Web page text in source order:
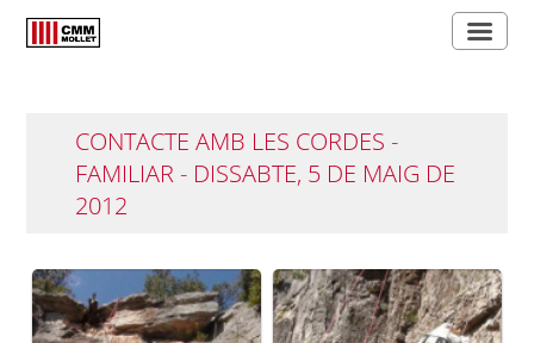
CONTACTE AMB LES CORDES -
FAMILIAR - DISSABTE, 5 DE MAIG DE
2012